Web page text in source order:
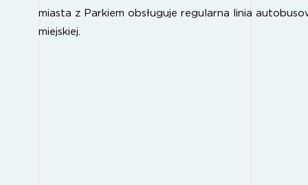
miasta z Parkiem obsługuje regularna linia
miejskiej.